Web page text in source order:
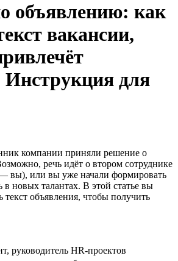
объявлению: как
вакансии,
для
компании приняли решение о
речь идёт о втором сотруднике
вы), или вы уже начали формировать
в новых талантах. В этой статье вы
текст объявления, чтобы получить
руководитель HR-проектов